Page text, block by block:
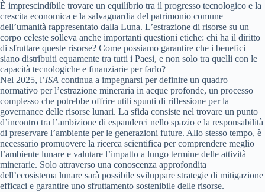
È imprescindibile trovare un equilibrio tra il progresso tecnologico e la
crescita economica e la salvaguardia del patrimonio comune
dell’umanità rappresentato dalla Luna. L’estrazione di risorse su un
corpo celeste solleva anche importanti questioni etiche: chi ha il diritto
di sfruttare queste risorse? Come possiamo garantire che i benefici
siano distribuiti equamente tra tutti i Paesi, e non solo tra quelli con le
capacità tecnologiche e finanziarie per farlo?
Nel 2025, l’ISA continua a impegnarsi per definire un quadro
normativo per l’estrazione mineraria in acque profonde, un processo
complesso che potrebbe offrire utili spunti di riflessione per la
governance delle risorse lunari. La sfida consiste nel trovare un punto
d’incontro tra l’ambizione di espanderci nello spazio e la responsabilità
di preservare l’ambiente per le generazioni future. Allo stesso tempo, è
necessario promuovere la ricerca scientifica per comprendere meglio
l’ambiente lunare e valutare l’impatto a lungo termine delle attività
minerarie. Solo attraverso una conoscenza approfondita
dell’ecosistema lunare sarà possibile sviluppare strategie di mitigazione
efficaci e garantire uno sfruttamento sostenibile delle risorse.